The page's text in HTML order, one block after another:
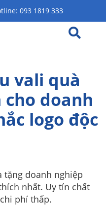
093 1819 333
vali quà
doanh
logo độc
tặng doanh nghiệp
nhất. Uy tín chất
phí thấp.